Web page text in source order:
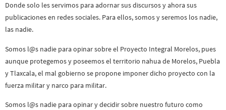
Donde solo les servimos para adornar sus discursos y ahora sus
publicaciones en redes sociales. Para ellos, somos y seremos los nadie,
las nadie.
Somos l@s nadie para opinar sobre el Proyecto Integral Morelos, pues
aunque protegemos y poseemos el territorio nahua de Morelos, Puebla
y Tlaxcala, el mal gobierno se propone imponer dicho proyecto con la
fuerza militar y narco para militar.
Somos l@s nadie para opinar y decidir sobre nuestro futuro como